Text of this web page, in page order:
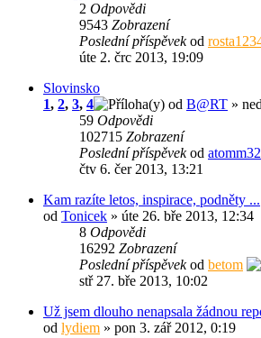
2 Odpovědi
9543 Zobrazení
Poslední příspěvekod
úte 2. črc 2013, 19:09
Slovinsko
1, 2, 3, 4 od B@RT »
59 Odpovědi
102715 Zobrazení
Poslední příspěvekod atomm32
čtv 6. čer 2013, 13:21
Kam razíte letos, inspirace, podněty ...
od Tonicek » úte 26. bře 2013, 12:34
8 Odpovědi
16292 Zobrazení
Poslední příspěvekod betom
stř 27. bře 2013, 10:02
Už jsem dlouho nenapsala žádnou
od lydiem » pon 3. zář 2012, 0:19